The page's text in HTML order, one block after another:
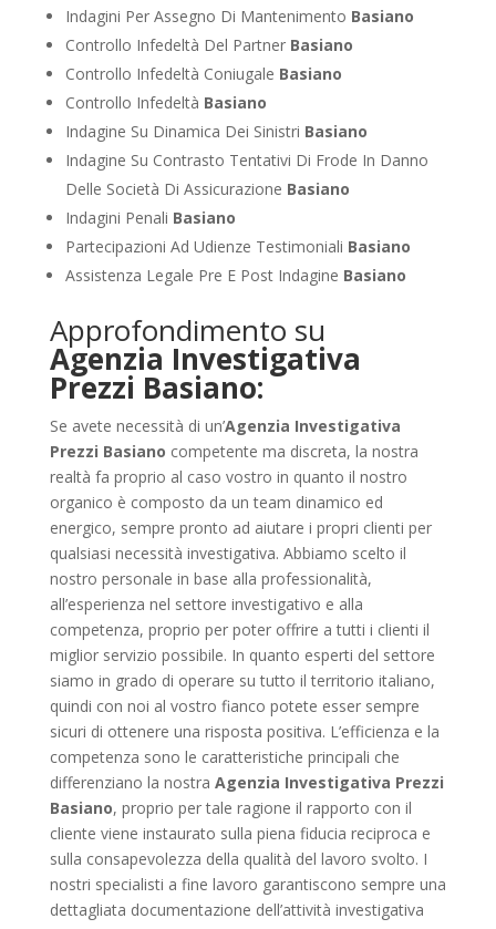
Indagini Per Assegno Di Mantenimento Basiano
Controllo Infedeltà Del Partner Basiano
Controllo Infedeltà Coniugale Basiano
Controllo Infedeltà Basiano
Indagine Su Dinamica Dei Sinistri Basiano
Indagine Su Contrasto Tentativi Di Frode In Danno
Delle Società Di Assicurazione Basiano
Indagini Penali Basiano
Partecipazioni Ad Udienze Testimoniali Basiano
Assistenza Legale Pre E Post Indagine Basiano
Approfondimento su
Agenzia Investigativa
Prezzi Basiano:
Se avete necessità di un’Agenzia Investigativa
Prezzi Basiano competente ma discreta, la nostra
realtà fa proprio al caso vostro in quanto il nostro
organico è composto da un team dinamico ed
energico, sempre pronto ad aiutare i propri clienti per
qualsiasi necessità investigativa. Abbiamo scelto il
nostro personale in base alla professionalità,
all’esperienza nel settore investigativo e alla
competenza, proprio per poter offrire a tutti i clienti il
miglior servizio possibile. In quanto esperti del settore
siamo in grado di operare su tutto il territorio italiano,
quindi con noi al vostro fianco potete esser sempre
sicuri di ottenere una risposta positiva. L’efficienza e la
competenza sono le caratteristiche principali che
differenziano la nostra Agenzia Investigativa Prezzi
Basiano, proprio per tale ragione il rapporto con il
cliente viene instaurato sulla piena fiducia reciproca e
sulla consapevolezza della qualità del lavoro svolto. I
nostri specialisti a fine lavoro garantiscono sempre una
dettagliata documentazione dell’attività investigativa